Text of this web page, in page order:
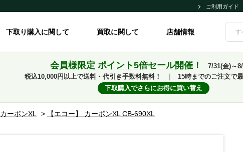
ご利用ガイド
下取り購入に関して 買取に関して 店舗情報
会員様限定 ポイント5倍セール開催！
7/31(金)～
税込10,000円以上で送料・代引き手数料無料！
15時までのご注文で
下取購入でさらにお得に買い替え
カーボンXL > 【エコー】 カーボンXL CB-690XL